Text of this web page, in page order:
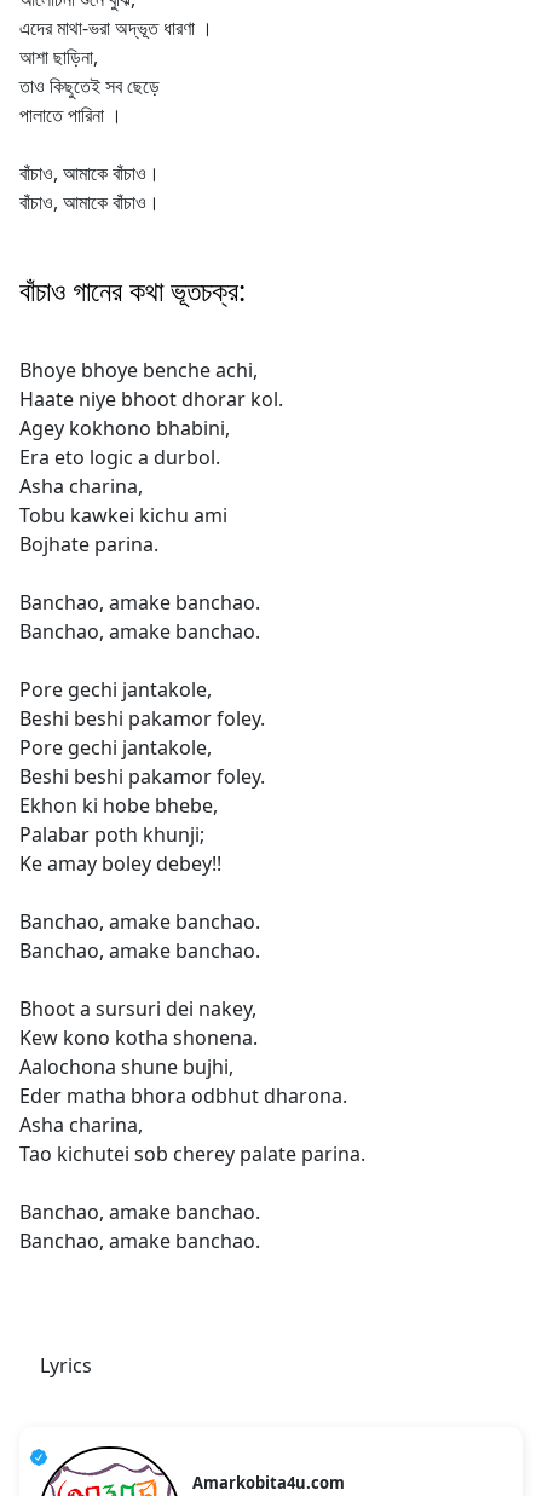
এদের মাথা-ভরা অদ্ভূত ধারণা ।
আশা ছাড়িনা,
তাও কিছুতেই সব ছেড়ে
পালাতে পারিনা ।
বাঁচাও, আমাকে বাঁচাও।
বাঁচাও, আমাকে বাঁচাও।
বাঁচাও গানের কথা ভূতচক্র:
Bhoye bhoye benche achi,
Haate niye bhoot dhorar kol.
Agey kokhono bhabini,
Era eto logic a durbol.
Asha charina,
Tobu kawkei kichu ami
Bojhate parina.
Banchao, amake banchao.
Banchao, amake banchao.
Pore gechi jantakole,
Beshi beshi pakamor foley.
Pore gechi jantakole,
Beshi beshi pakamor foley.
Ekhon ki hobe bhebe,
Palabar poth khunji;
Ke amay boley debey!!
Banchao, amake banchao.
Banchao, amake banchao.
Bhoot a sursuri dei nakey,
Kew kono kotha shonena.
Aalochona shune bujhi,
Eder matha bhora odbhut dharona.
Asha charina,
Tao kichutei sob cherey palate parina.
Banchao, amake banchao.
Banchao, amake banchao.
Lyrics
Amarkobita4u.com